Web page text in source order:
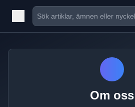
Om oss